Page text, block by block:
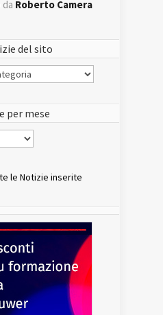
Roberto Camera
del sito
per mese
le Notizie inserite